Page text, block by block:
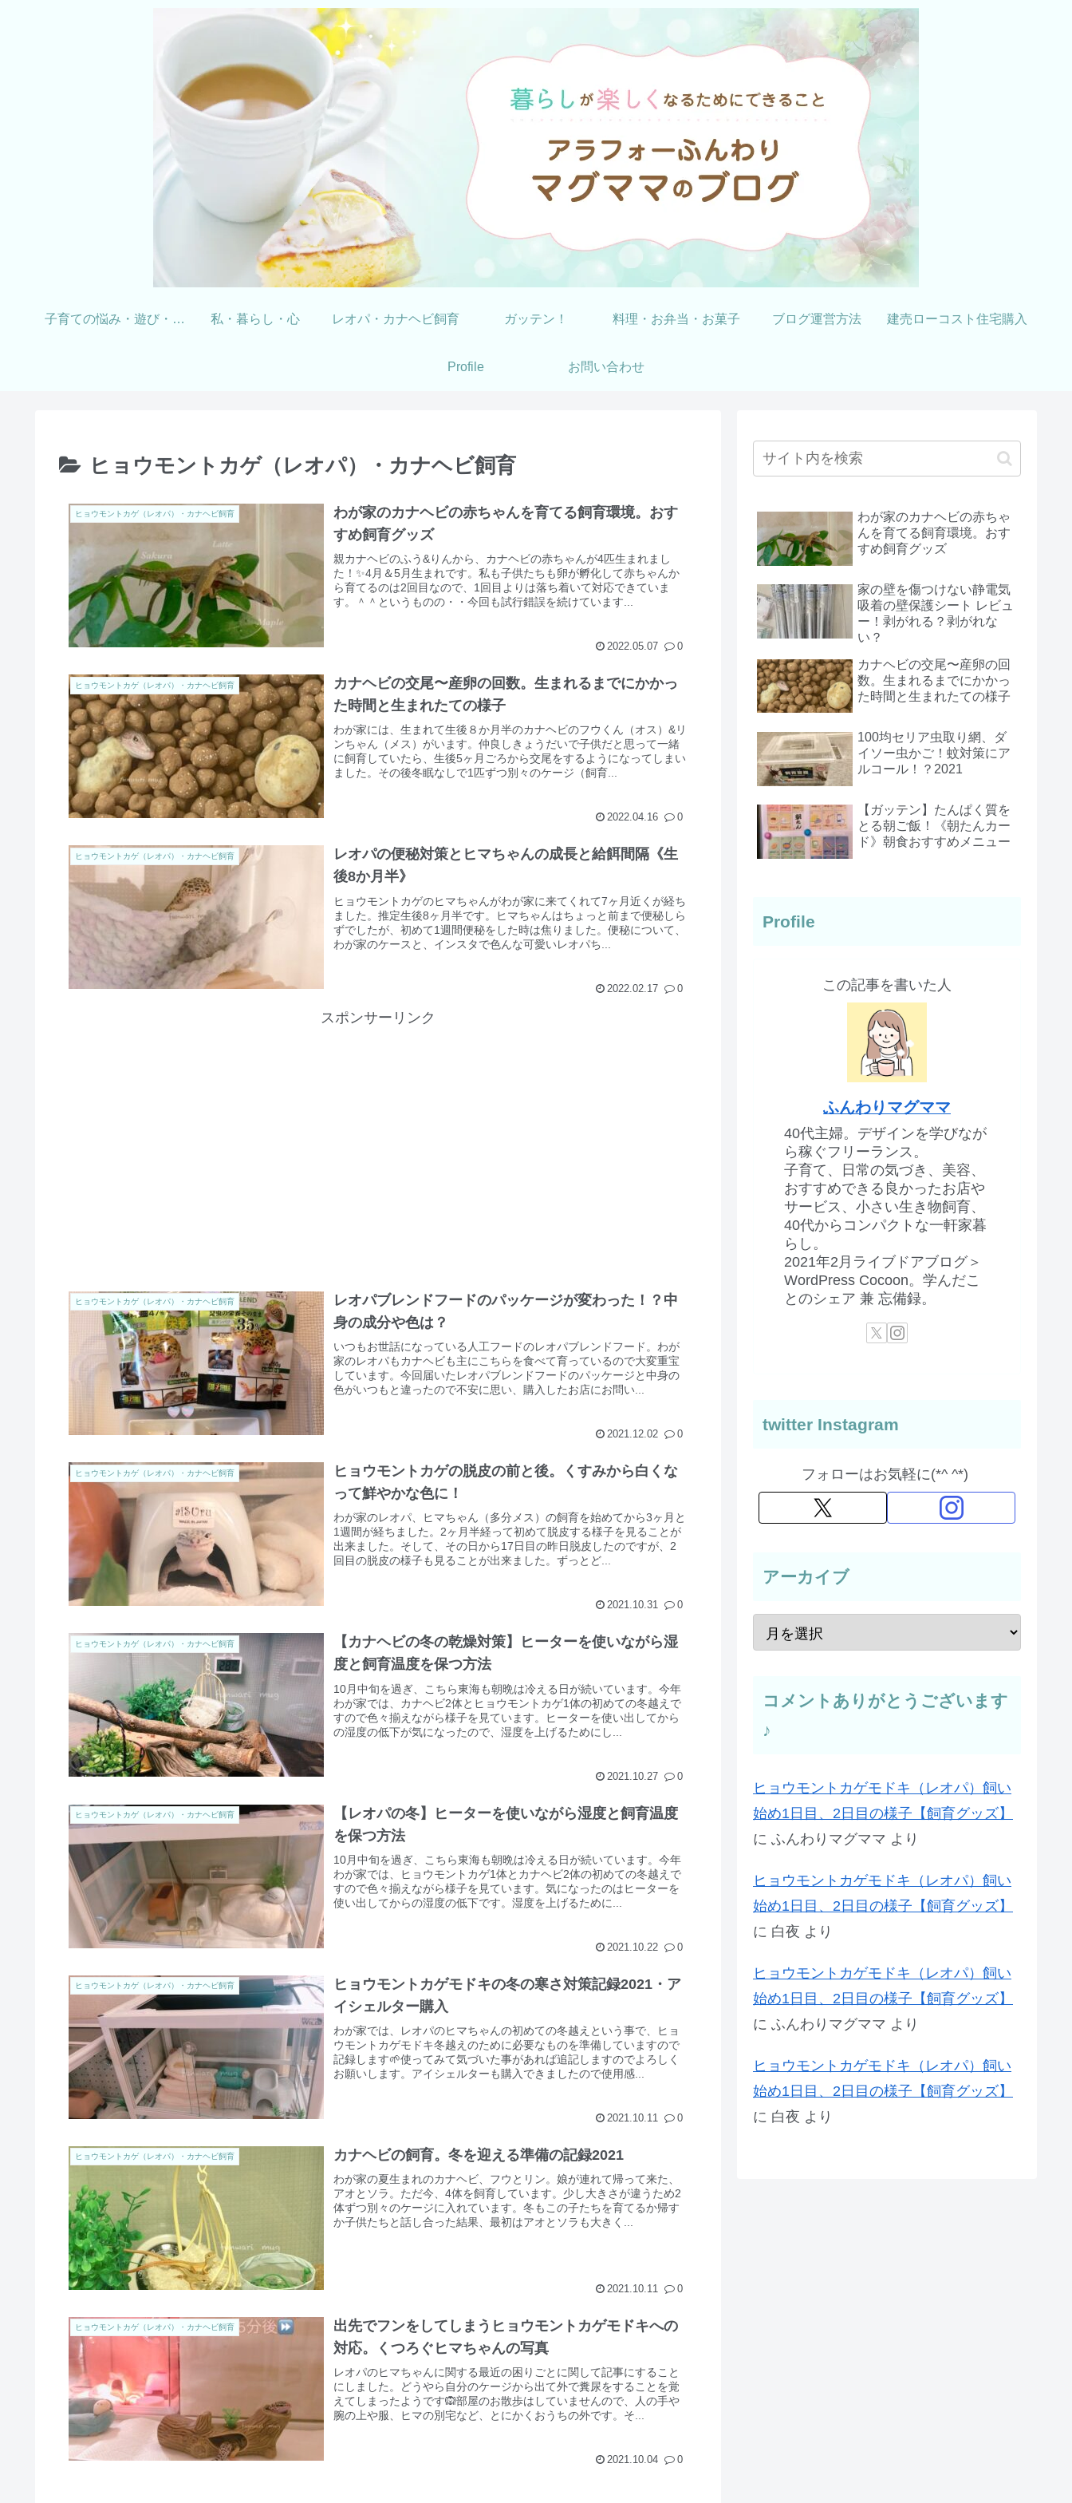
子育ての悩み・遊び・学習 私・暮らし・心 レオパ・カナヘビ飼育 ガッテン！ 料理・お弁当・お菓子 ブログ運営方法 建売ローコスト住宅購入
Profile お問い合わせ
ヒョウモントカゲ（レオパ）・カナヘビ飼育
ヒョウモントカゲ（レオパ）・カナヘビ飼育
わが家のカナヘビの赤ちゃんを育てる飼育環境。おす
すめ飼育グッズ
親カナヘビのふう&りんから、カナヘビの赤ちゃんが4匹生まれまし
た！✨4月＆5月生まれです。私も子供たちも卵が孵化して赤ちゃんか
ら育てるのは2回目なので、1回目よりは落ち着いて対応できていま
す。＾＾というものの・・今回も試行錯誤を続けています...
2022.05.07 0
ヒョウモントカゲ（レオパ）・カナヘビ飼育
カナヘビの交尾〜産卵の回数。生まれるまでにかかっ
た時間と生まれたての様子
わが家には、生まれて生後８か月半のカナヘビのフウくん（オス）&リ
ンちゃん（メス）がいます。仲良しきょうだいで子供だと思って一緒
に飼育していたら、生後5ヶ月ごろから交尾をするようになってしまい
ました。その後冬眠なしで1匹ずつ別々のケージ（飼育...
2022.04.16 0
ヒョウモントカゲ（レオパ）・カナヘビ飼育
レオパの便秘対策とヒマちゃんの成長と給餌間隔《生
後8か月半》
ヒョウモントカゲのヒマちゃんがわが家に来てくれて7ヶ月近くが経ち
ました。推定生後8ヶ月半です。ヒマちゃんはちょっと前まで便秘しら
ずでしたが、初めて1週間便秘をした時は焦りました。便秘について、
わが家のケースと、インスタで色んな可愛いレオパち...
2022.02.17 0
スポンサーリンク
ヒョウモントカゲ（レオパ）・カナヘビ飼育
レオパブレンドフードのパッケージが変わった！？中
身の成分や色は？
いつもお世話になっている人工フードのレオパブレンドフード。わが
家のレオパもカナヘビも主にこちらを食べて育っているので大変重宝
しています。今回届いたレオパブレンドフードのパッケージと中身の
色がいつもと違ったので不安に思い、購入したお店にお問い...
2021.12.02 0
ヒョウモントカゲ（レオパ）・カナヘビ飼育
ヒョウモントカゲの脱皮の前と後。くすみから白くな
って鮮やかな色に！
わが家のレオパ、ヒマちゃん（多分メス）の飼育を始めてから3ヶ月と
1週間が経ちました。2ヶ月半経って初めて脱皮する様子を見ることが
出来ました。そして、その日から17日目の昨日脱皮したのですが、2
回目の脱皮の様子も見ることが出来ました。ずっとど...
2021.10.31 0
ヒョウモントカゲ（レオパ）・カナヘビ飼育
【カナヘビの冬の乾燥対策】ヒーターを使いながら湿
度と飼育温度を保つ方法
10月中旬を過ぎ、こちら東海も朝晩は冷える日が続いています。今年
わが家では、カナヘビ2体とヒョウモントカゲ1体の初めての冬越えで
すので色々揃えながら様子を見ています。ヒーターを使い出してから
の湿度の低下が気になったので、湿度を上げるためにし...
2021.10.27 0
ヒョウモントカゲ（レオパ）・カナヘビ飼育
【レオパの冬】ヒーターを使いながら湿度と飼育温度
を保つ方法
10月中旬を過ぎ、こちら東海も朝晩は冷える日が続いています。今年
わが家では、ヒョウモントカゲ1体とカナヘビ2体の初めての冬越えで
すので色々揃えながら様子を見ています。気になったのはヒーターを
使い出してからの湿度の低下です。湿度を上げるために...
2021.10.22 0
ヒョウモントカゲ（レオパ）・カナヘビ飼育
ヒョウモントカゲモドキの冬の寒さ対策記録2021・ア
イシェルター購入
わが家では、レオパのヒマちゃんの初めての冬越えという事で、ヒョ
ウモントカゲモドキ冬越えのために必要なものを準備していますので
記録します🌱使ってみて気づいた事があれば追記しますのでよろしく
お願いします。アイシェルターも購入できましたので使用感...
2021.10.11 0
ヒョウモントカゲ（レオパ）・カナヘビ飼育 カナヘビの飼育。冬を迎える準備の記録2021
わが家の夏生まれのカナヘビ、フウとリン。娘が連れて帰って来た、
アオとソラ。ただ今、4体を飼育しています。少し大きさが違うため2
体ずつ別々のケージに入れています。冬もこの子たちを育てるか帰す
か子供たちと話し合った結果、最初はアオとソラも大きく...
2021.10.11 0
ヒョウモントカゲ（レオパ）・カナヘビ飼育
出先でフンをしてしまうヒョウモントカゲモドキへの
対応。くつろぐヒマちゃんの写真
レオパのヒマちゃんに関する最近の困りごとに関して記事にすること
にしました。どうやら自分のケージから出て外で糞尿をすることを覚
えてしまったようです🙉部屋のお散歩はしていませんので、人の手や
腕の上や服、ヒマの別宅など、とにかくおうちの外です。そ...
2021.10.04 0
わが家のカナヘビの赤ちゃ
んを育てる飼育環境。おす
すめ飼育グッズ
家の壁を傷つけない静電気
吸着の壁保護シート レビュ
ー！剥がれる？剥がれな
い？
カナヘビの交尾〜産卵の回
数。生まれるまでにかかっ
た時間と生まれたての様子
100均セリア虫取り網、ダ
イソー虫かご！蚊対策にア
ルコール！？2021
【ガッテン】たんぱく質を
とる朝ご飯！《朝たんカー
ド》朝食おすすめメニュー
Profile
この記事を書いた人
ふんわりマグママ
40代主婦。デザインを学びなが
ら稼ぐフリーランス。
子育て、日常の気づき、美容、
おすすめできる良かったお店や
サービス、小さい生き物飼育、
40代からコンパクトな一軒家暮
らし。
2021年2月ライブドアブログ＞
WordPress Cocoon。学んだこ
とのシェア 兼 忘備録。
twitter Instagram
フォローはお気軽に(*^ ^*)
アーカイブ
コメントありがとうございます
♪
ヒョウモントカゲモドキ（レオパ）飼い
始め1日目、2日目の様子【飼育グッズ】
に ふんわりマグママ より
ヒョウモントカゲモドキ（レオパ）飼い
始め1日目、2日目の様子【飼育グッズ】
に 白夜 より
ヒョウモントカゲモドキ（レオパ）飼い
始め1日目、2日目の様子【飼育グッズ】
に ふんわりマグママ より
ヒョウモントカゲモドキ（レオパ）飼い
始め1日目、2日目の様子【飼育グッズ】
に 白夜 より